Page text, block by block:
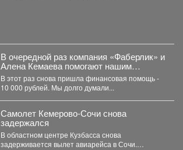
В очередной раз компания «Фаберлик» и
Алена Кемаева помогают нашим
хвостикам!
В этот раз снова пришла финансовая помощь -
10 000 рублей. Мы долго думали...
Самолет Кемерово-Сочи снова
задержался
В областном центре Кузбасса снова
задерживается вылет авиарейса в Сочи.